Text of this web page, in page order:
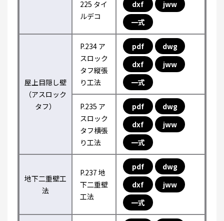
225 タイ
ルデコ
dxf
jww
一式
屋上目隠し壁
（アスロック
タフ）
P.234 ア
スロック
タフ縦張
り工法
pdf
dwg
dxf
jww
一式
P.235 ア
スロック
タフ横張
り工法
pdf
dwg
dxf
jww
一式
地下二重壁工
法
P.237 地
下二重壁
工法
pdf
dwg
dxf
jww
一式